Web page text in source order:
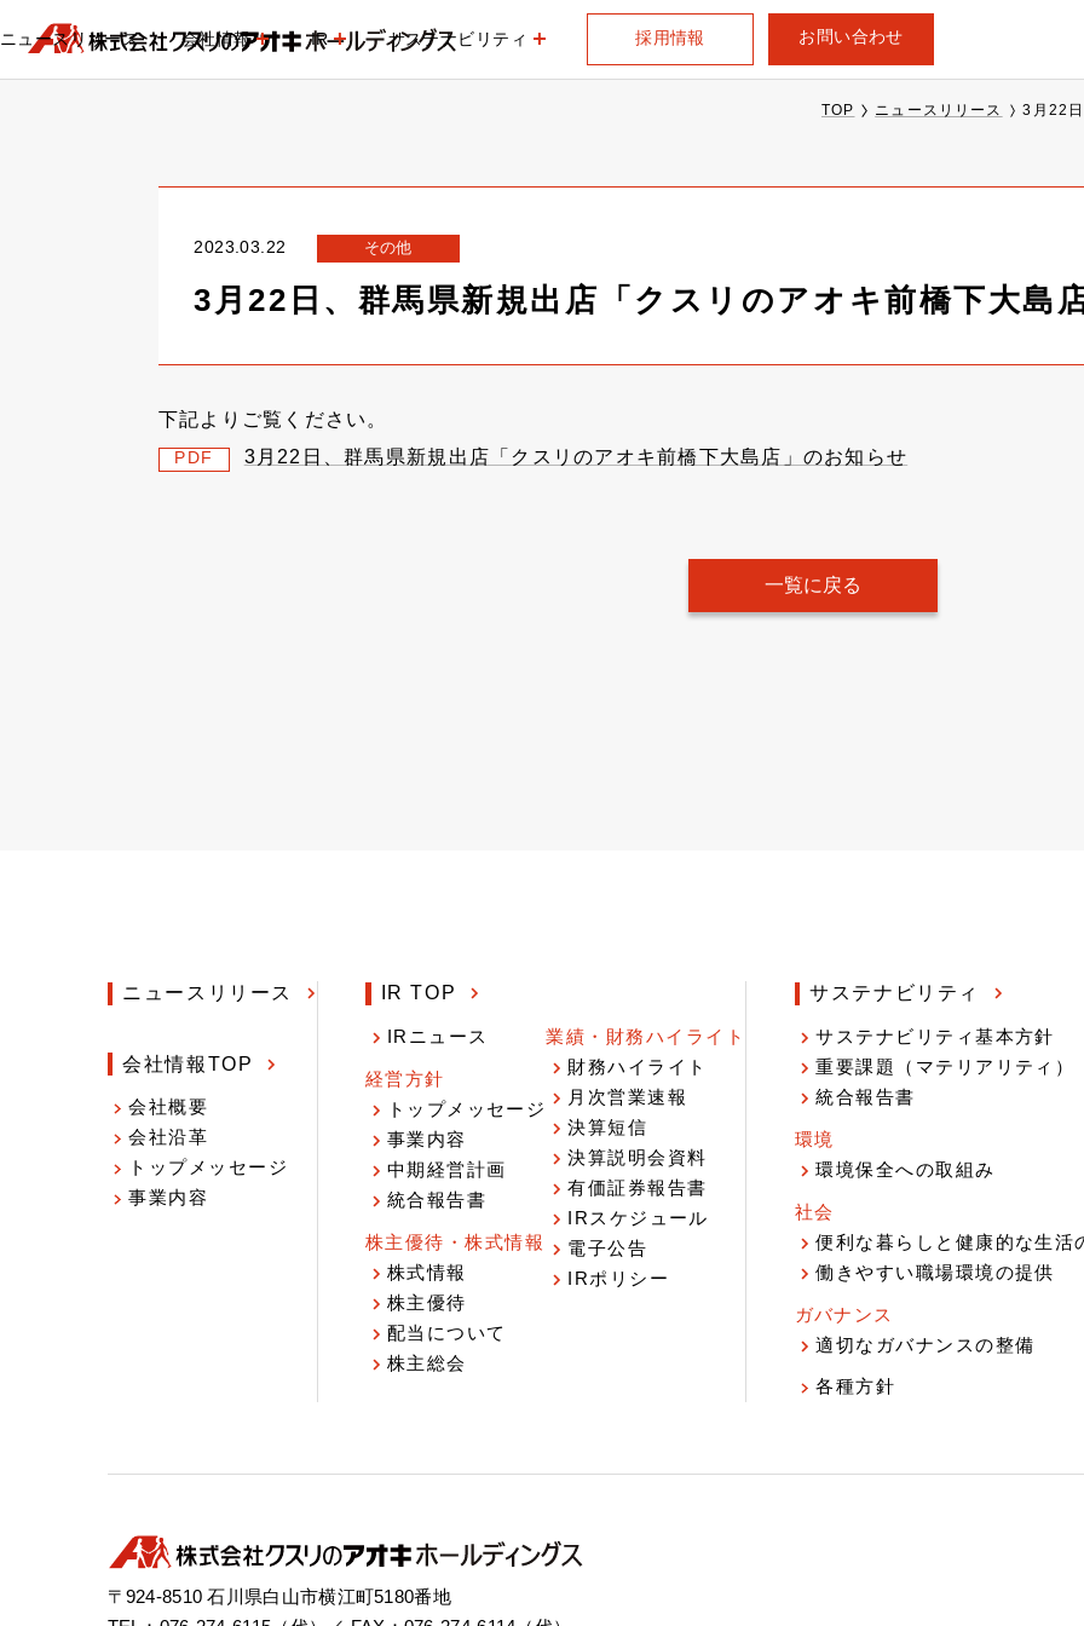
ニュースリリース 会社情報 IR サステナビリティ 採用情報 お問い合わせ
TOP ニュースリリース 3月22
2023.03.22 その他
3月22日、群馬県新規出店「クスリのアオキ前橋下大島
下記よりご覧ください。
PDF 3月22日、群馬県新規出店「クスリのアオキ前橋下大島店」のお知らせ
一覧に戻る
ニュースリリース
会社情報TOP
会社概要
会社沿革
トップメッセージ
事業内容
IR TOP
IRニュース
経営方針
トップメッセージ
事業内容
中期経営計画
統合報告書
株主優待・株式情報
株式情報
株主優待
配当について
株主総会
業績・財務ハイライト
財務ハイライト
月次営業速報
決算短信
決算説明会資料
有価証券報告書
IRスケジュール
電子公告
IRポリシー
サステナビリティ
サステナビリティ基本方針
重要課題（マテリアリティ）
統合報告書
環境
環境保全への取組み
社会
便利な暮らしと健康的な生活
働きやすい職場環境の提供
ガバナンス
適切なガバナンスの整備
各種方針
〒924-8510 石川県白山市横江町5180番地